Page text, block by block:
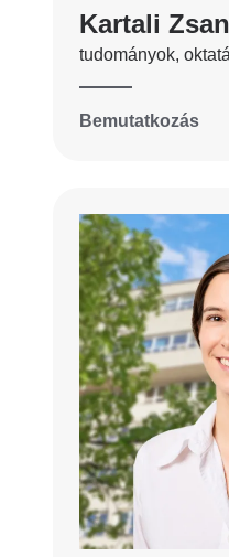
Kartali
tudományok,
Bemutatkozás